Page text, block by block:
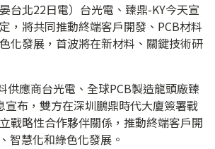
台北22日電）台光電、臻鼎-KY今天宣
，將共同推動終端客戶開發、PCB材料
化發展，首波將在新材料、關鍵技術研
供應商台光電、全球PCB製造龍頭廠臻
宣布，雙方在深圳鵬鼎時代大廈簽署戰
戰略性合作夥伴關係，推動終端客戶開
智慧化和綠色化發展。